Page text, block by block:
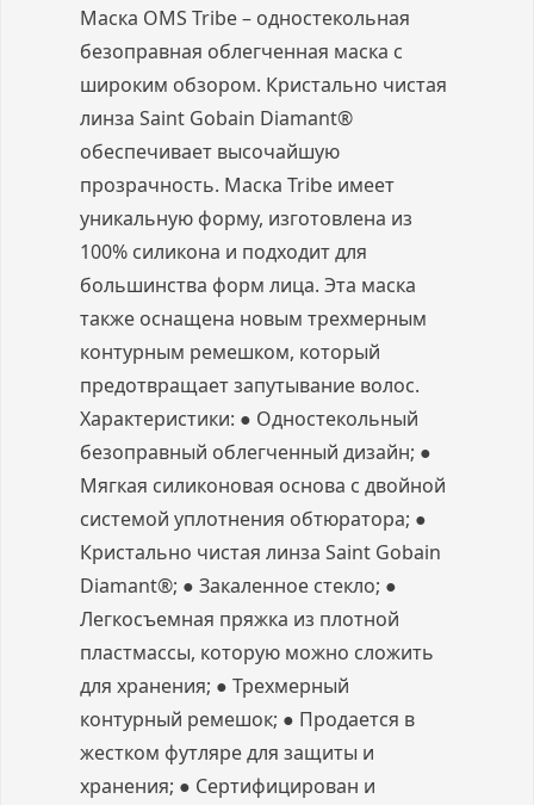
Маска OMS Tribe – одностекольная
безоправная облегченная маска с
широким обзором. Кристально чистая
линза Saint Gobain Diamant®
обеспечивает высочайшую
прозрачность. Маска Tribe имеет
уникальную форму, изготовлена из
100% силикона и подходит для
большинства форм лица. Эта маска
также оснащена новым трехмерным
контурным ремешком, который
предотвращает запутывание волос.
Характеристики: ● Одностекольный
безоправный облегченный дизайн; ●
Мягкая силиконовая основа с двойной
системой уплотнения обтюратора; ●
Кристально чистая линза Saint Gobain
Diamant®; ● Закаленное стекло; ●
Легкосъемная пряжка из плотной
пластмассы, которую можно сложить
для хранения; ● Трехмерный
контурный ремешок; ● Продается в
жестком футляре для защиты и
хранения; ● Сертифицирован и